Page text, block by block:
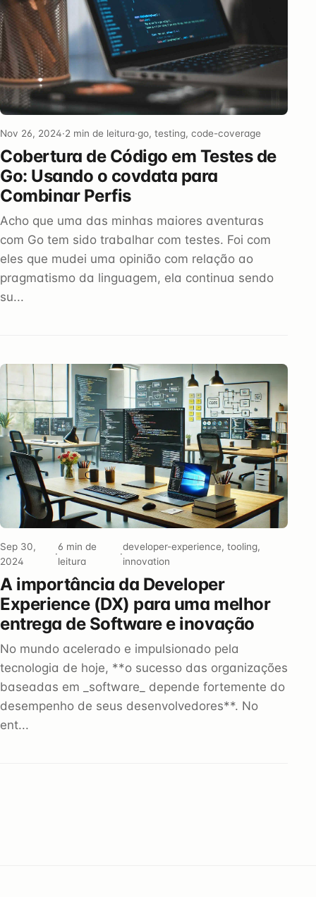
Nov 26, 2024·2 min de leitura·go, testing, code-coverage
Cobertura de Código em Testes de
Go: Usando o covdata para
Combinar Perfis
Acho que uma das minhas maiores aventuras
com Go tem sido trabalhar com testes. Foi com
eles que mudei uma opinião com relação ao
pragmatismo da linguagem, ela continua sendo
su...
Sep 30,
2024
·
6 min de
leitura
·
developer-experience, tooling,
innovation
A importância da Developer
Experience (DX) para uma melhor
entrega de Software e inovação
No mundo acelerado e impulsionado pela
tecnologia de hoje, **o sucesso das organizações
baseadas em _software_ depende fortemente do
desempenho de seus desenvolvedores**. No
ent...